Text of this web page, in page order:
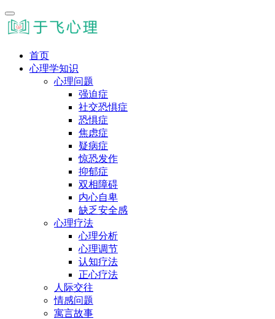
首页
心理学知识
心理问题
强迫症
社交恐惧症
恐惧症
焦虑症
疑病症
惊恐发作
抑郁症
双相障碍
内心自卑
缺乏安全感
心理疗法
心理分析
心理调节
认知疗法
正心疗法
人际交往
情感问题
寓言故事